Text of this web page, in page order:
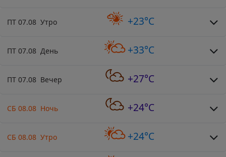
ПТ 07.08 Утро +23°C
ПТ 07.08 День +33°C
ПТ 07.08 Вечер +27°C
СБ 08.08 Ночь +24°C
СБ 08.08 Утро +24°C